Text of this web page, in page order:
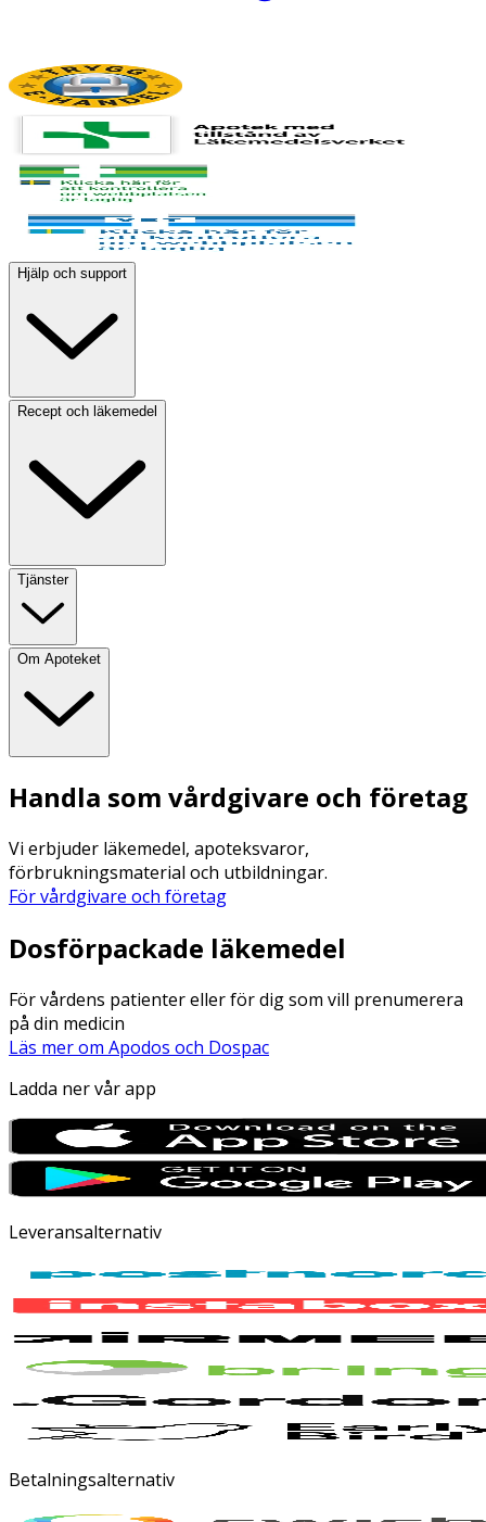
Hjälp och support
Recept och läkemedel
Tjänster
Om Apoteket
Handla som vårdgivare och företag
Vi erbjuder läkemedel, apoteksvaror,
förbrukningsmaterial och utbildningar.
För vårdgivare och företag
Dosförpackade läkemedel
För vårdens patienter eller för dig som vill prenumerera
på din medicin
Läs mer om Apodos och Dospac
Ladda ner vår app
Leveransalternativ
Betalningsalternativ